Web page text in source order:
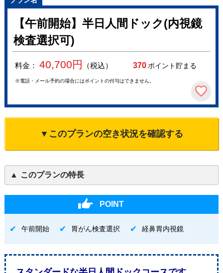
【午前開始】半日人間ドック(内視鏡
検査選択可)
料金： 40,700円 （税込） 370ポイント貯まる
※電話・メール予約の場合にはポイントの付与はできません。
▼このプランの空き状況を確認する
このプランの特長
POINT
午前開始 胃がん検査選択 経鼻胃内視鏡